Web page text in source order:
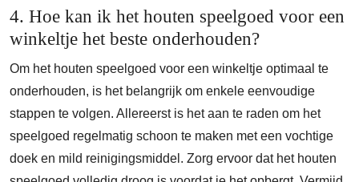
4. Hoe kan ik het houten speelgoed voor een
winkeltje het beste onderhouden?
Om het houten speelgoed voor een winkeltje optimaal te
onderhouden, is het belangrijk om enkele eenvoudige
stappen te volgen. Allereerst is het aan te raden om het
speelgoed regelmatig schoon te maken met een vochtige
doek en mild reinigingsmiddel. Zorg ervoor dat het houten